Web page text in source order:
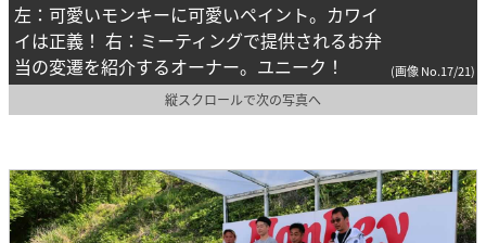
左：可愛いモンキーに可愛いペイント。カワイ
イは正義！ 右：ミーティングで提供されるお弁
当の変遷を紹介するオーナー。ユニーク！
(画像 No.17/21)
縦スクロールで次の写真へ